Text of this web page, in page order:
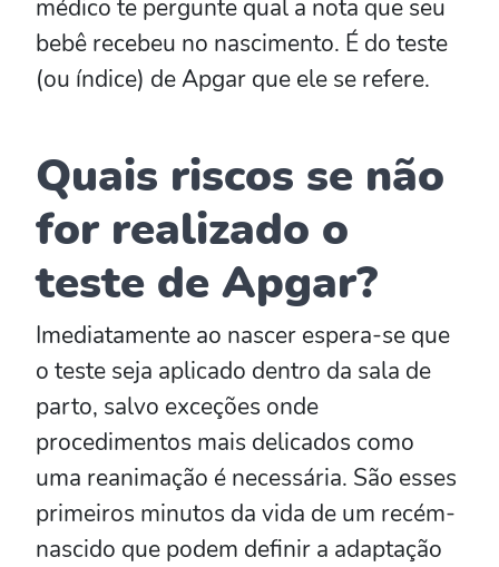
médico te pergunte qual a nota que seu
bebê recebeu no nascimento. É do teste
(ou índice) de Apgar que ele se refere.
Quais riscos se não
for realizado o
teste de Apgar?
Imediatamente ao nascer espera-se que
o teste seja aplicado dentro da sala de
parto, salvo exceções onde
procedimentos mais delicados como
uma reanimação é necessária. São esses
primeiros minutos da vida de um recém-
nascido que podem definir a adaptação